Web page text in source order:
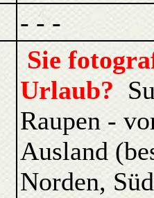
- - -
Sie
Urlaub?
Raupen -
Ausland
Norden,